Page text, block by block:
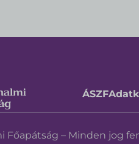
ÁSZF
Főapátság – Minden jog